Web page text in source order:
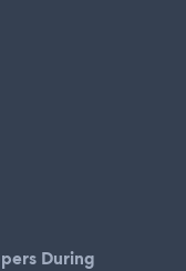
During